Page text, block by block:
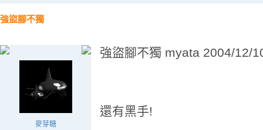
強盜腳不獨
麥芽糖
強盜腳不獨 myata 2004/12/
還有黑手!